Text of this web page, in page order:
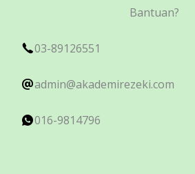
Bantuan?
03-89126551
admin@akademirezeki.com
016-9814796